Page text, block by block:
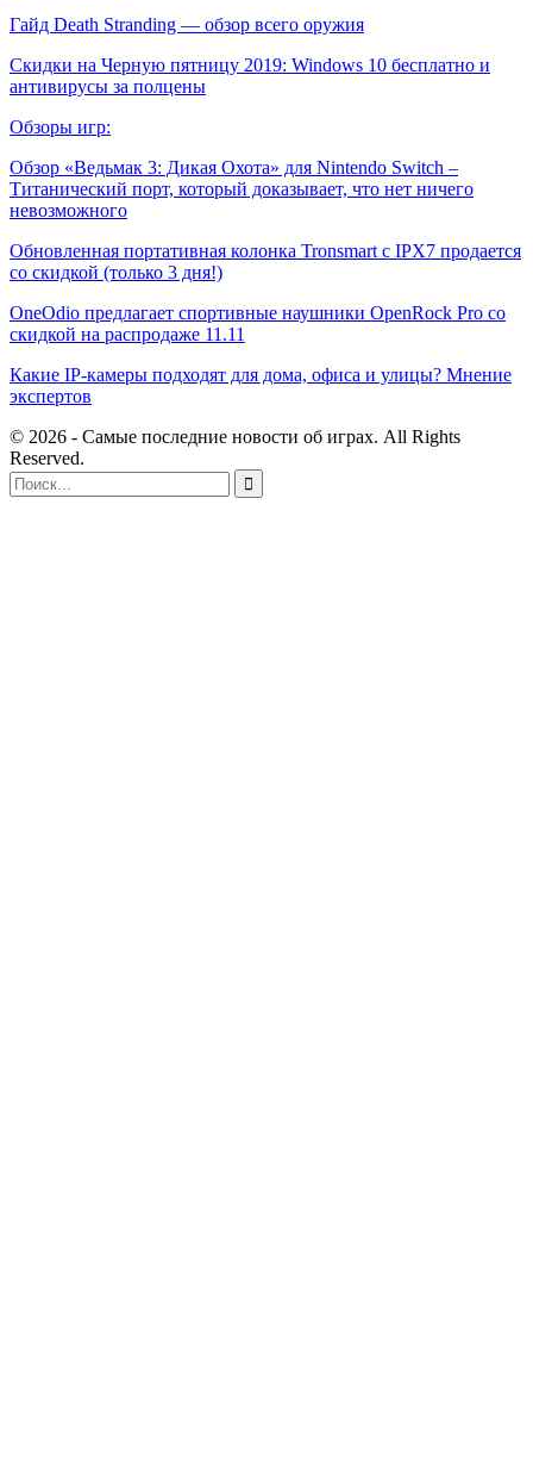
Гайд Death Stranding — обзор всего оружия
Скидки на Черную пятницу 2019: Windows 10 бесплатно и
антивирусы за полцены
Обзоры игр:
Обзор «Ведьмак 3: Дикая Охота» для Nintendo Switch –
Титанический порт, который доказывает, что нет ничего
невозможного
Обновленная портативная колонка Tronsmart с IPX7 продается
со скидкой (только 3 дня!)
OneOdio предлагает спортивные наушники OpenRock Pro со
скидкой на распродаже 11.11
Какие IP-камеры подходят для дома, офиса и улицы? Мнение
экспертов
© 2026 - Самые последние новости об играх. All Rights
Reserved.